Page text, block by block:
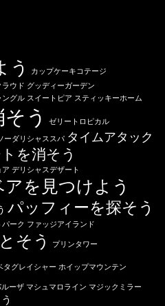
う
カップケーキコテージ
ラウド グッディーガーデン
ングル スイートピア スティッキーホーム
う
ゼリートロピカル
ーダリシャススパ タイムアタック
を消そう
ア デリシャスデザート
を見つけよう
パッフィーを探そう
ーク ファッジアイランド
そう プリンタワー
タグレイシャー ホイップマウンテン
ルーザ マシュマロライン マジックミラー